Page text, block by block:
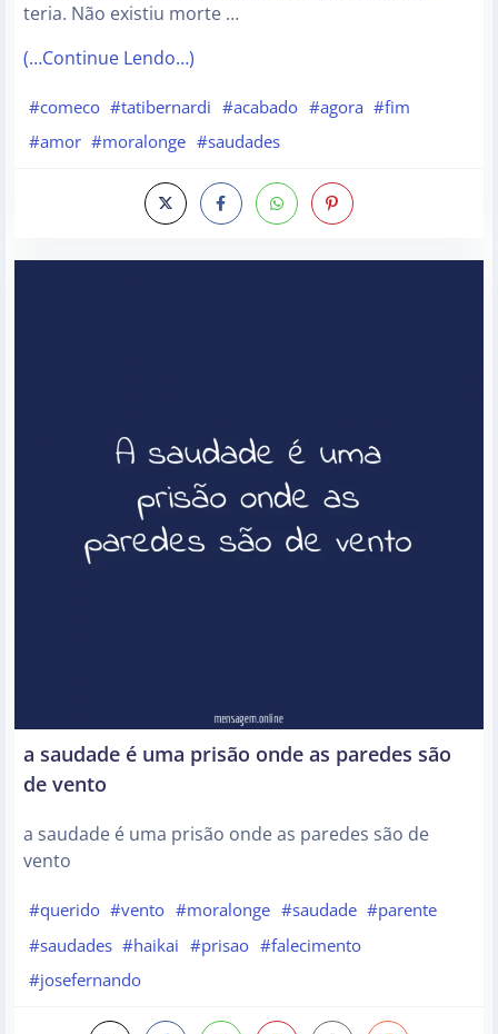
teria. Não existiu morte …
(…Continue Lendo…)
#comeco #tatibernardi #acabado #agora #fim
#amor #moralonge #saudades
a saudade é uma prisão onde as paredes são
de vento
a saudade é uma prisão onde as paredes são de
vento
#querido #vento #moralonge #saudade #parente
#saudades #haikai #prisao #falecimento
#josefernando